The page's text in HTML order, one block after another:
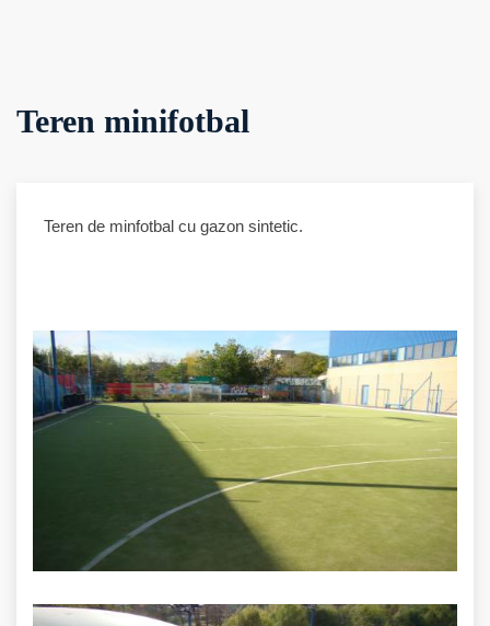
Teren minifotbal
Teren de minfotbal cu gazon sintetic.